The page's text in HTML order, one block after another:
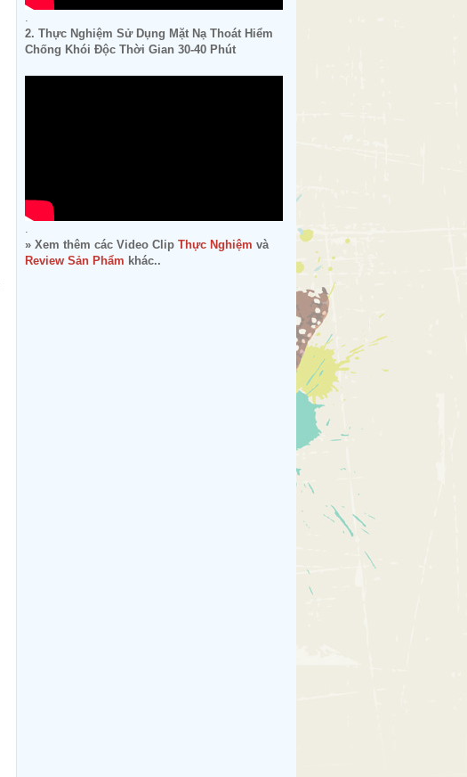
.
2. Thực Nghiệm Sử Dụng Mặt Nạ Thoát Hiểm
Chống Khói Độc Thời Gian 30-40 Phút
.
» Xem thêm các Video Clip Thực Nghiệm và
Review Sản Phẩm khác..